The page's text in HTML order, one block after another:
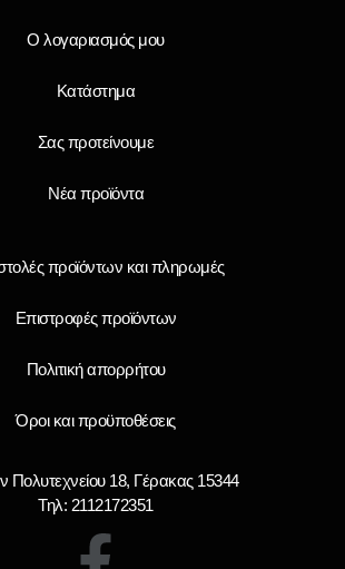
Ο λογαριασμός μου
Κατάστημα
Σας προτείνουμε
Νέα προϊόντα
προϊόντων και πληρωμές
Επιστροφές προϊόντων
Πολιτική απορρήτου
Όροι και προϋποθέσεις
18, Γέρακας 15344
Τηλ: 2112172351